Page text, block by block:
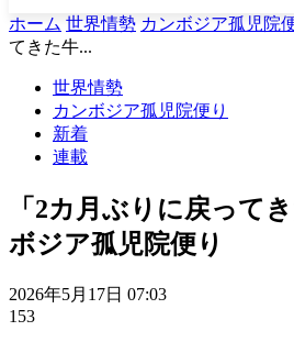
ホーム 世界情勢 カンボジア孤児院
てきた牛...
世界情勢
カンボジア孤児院便り
新着
連載
「2カ月ぶりに戻って
ボジア孤児院便り
2026年5月17日 07:03
153